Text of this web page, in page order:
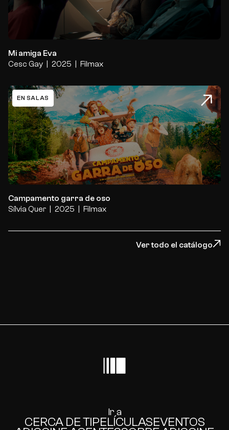
Mi amiga Eva
Cesc Gay
2025 Filmax
EN SALAS
Campamento garra de oso
Campamento garra de oso
Sílvia Quer
2025 Filmax
Ver todo el catálogo
Ir a
CERCA DE TIPELÍCULASEVENTOS